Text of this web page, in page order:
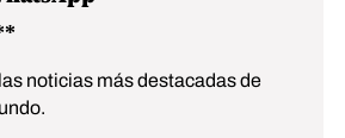
noticias más destacadas de